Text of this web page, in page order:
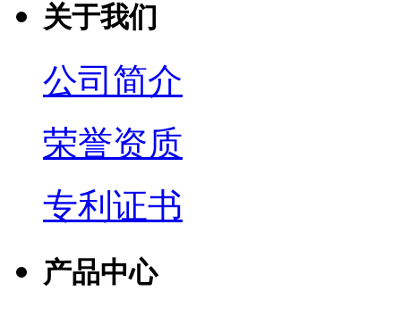
关于我们
公司简介
荣誉资质
专利证书
产品中心